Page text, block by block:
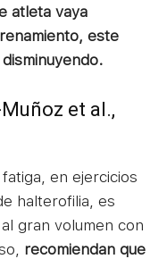
atleta vaya
este
et al.,
en ejercicios
halterofilia, es
gran volumen con
recomiendan que